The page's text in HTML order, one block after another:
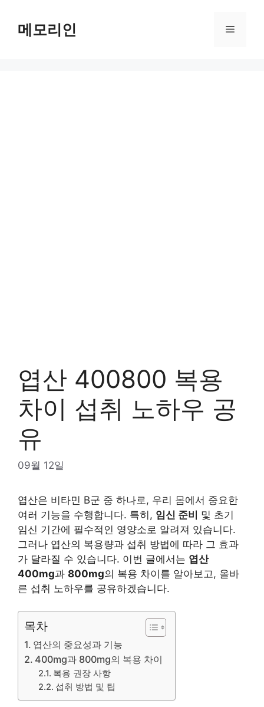
content메모리인 Menu
엽산 400800 복용
차이 섭취 노하우 공
유
09월 12일
엽산은 비타민 B군 중 하나로, 우리 몸에서 중요한
여러 기능을 수행합니다. 특히, 임신 준비 및 초기
임신 기간에 필수적인 영양소로 알려져 있습니다.
그러나 엽산의 복용량과 섭취 방법에 따라 그 효과
가 달라질 수 있습니다. 이번 글에서는 엽산
400mg과 800mg의 복용 차이를 알아보고, 올바
른 섭취 노하우를 공유하겠습니다.
목차
엽산의 중요성과 기능
400mg과 800mg의 복용 차이
복용 권장 사항
섭취 방법 및 팁